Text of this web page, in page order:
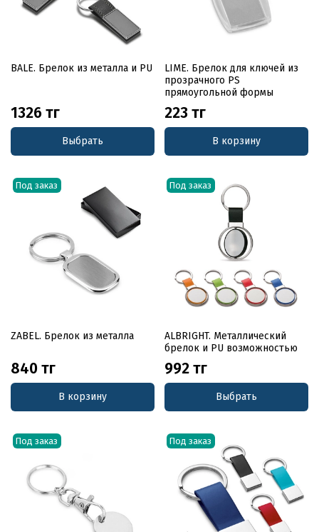
BALE. Брелок из металла и PU
1326 тг
Выбрать
LIME. Брелок для ключей из
прозрачного PS
прямоугольной формы
223 тг
В корзину
Под заказ
ZABEL. Брелок из металла
840 тг
В корзину
Под заказ
ALBRIGHT. Металлический
брелок и PU возможностью
992 тг
Выбрать
Под заказ Под заказ